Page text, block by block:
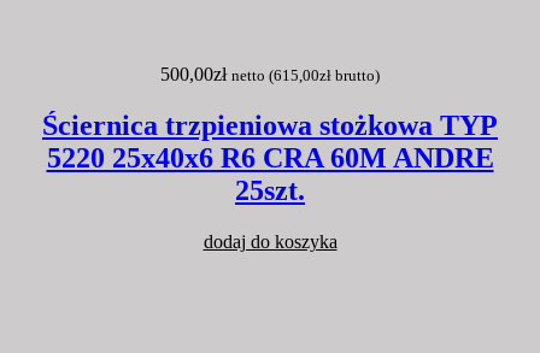
500,00zł netto (615,00zł brutto)
Ściernica trzpieniowa stożkowa TYP
5220 25x40x6 R6 CRA 60M ANDRE
25szt.
dodaj do koszyka